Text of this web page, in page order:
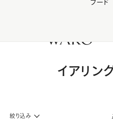
【会員様限定】夏のプレ
フード
イアリン
絞り込み